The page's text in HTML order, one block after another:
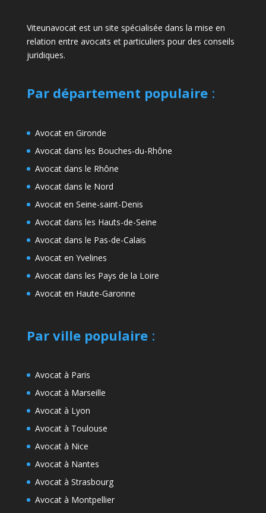
Viteunavocat est un site spécialisée dans la mise en
relation entre avocats et particuliers pour des conseils
juridiques.
Par département populaire:
Avocat en Gironde
Avocat dans les Bouches-du-Rhône
Avocat dans le Rhône
Avocat dans le Nord
Avocat en Seine-saint-Denis
Avocat dans les Hauts-de-Seine
Avocat dans le Pas-de-Calais
Avocat en Yvelines
Avocat dans les Pays de la Loire
Avocat en Haute-Garonne
Par ville populaire:
Avocat à Paris
Avocat à Marseille
Avocat à Lyon
Avocat à Toulouse
Avocat à Nice
Avocat à Nantes
Avocat à Strasbourg
Avocat à Montpellier